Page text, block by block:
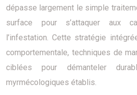
dépasse largement le simple
surface pour s’attaquer aux
l’infestation. Cette stratégie
comportementale, techniques de
ciblées pour démanteler
myrmécologiques établis.